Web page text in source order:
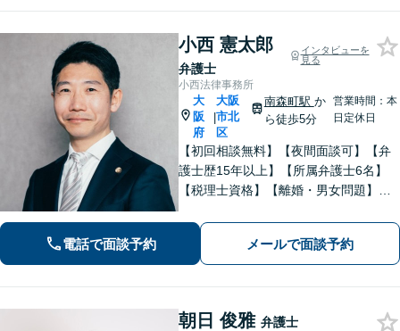
小西 憲太郎
弁護士
インタビューを
見る
小西法律事務所
大
阪
府
|
大阪
市北
区
南森町駅 か
ら徒歩5分
営業時間：本
日定休日
【初回相談無料】【夜間面談可】【弁
護士歴15年以上】【所属弁護士6名】
【税理士資格】【離婚・男女問題】財
数。【相続・遺言】遺産分割・遺言書
作成・民事信託など幅広く対応可。
【企業法務】企業の顧問対応多数。
電話で面談予約 メールで面談予約
朝日 俊雅 弁護士